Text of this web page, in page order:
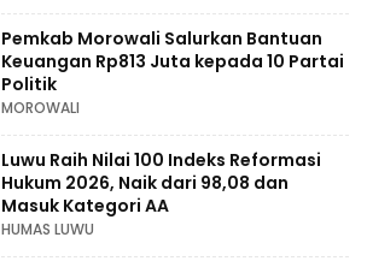
Pemkab Morowali Salurkan Bantuan
Keuangan Rp813 Juta kepada 10 Partai
Politik
MOROWALI
Luwu Raih Nilai 100 Indeks Reformasi
Hukum 2026, Naik dari 98,08 dan
Masuk Kategori AA
HUMAS LUWU